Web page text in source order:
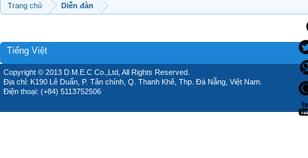
Trang chủ Diễn đàn
Tiếng Việt
Copyright © 2013 D.M.E.C Co.,Ltd, All Rights Reserved.
Địa chỉ: K190 Lê Duẩn, P. Tân chính, Q. Thanh Khê, Thp. Đà Nẵng, Việt Nam.
Điện thoại: (+84) 5113752506